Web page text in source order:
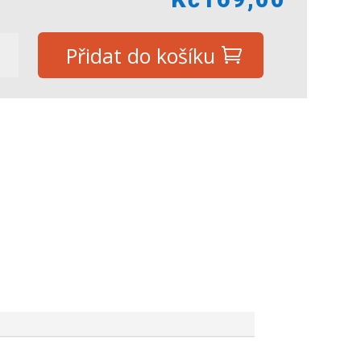
Přidat do košíku